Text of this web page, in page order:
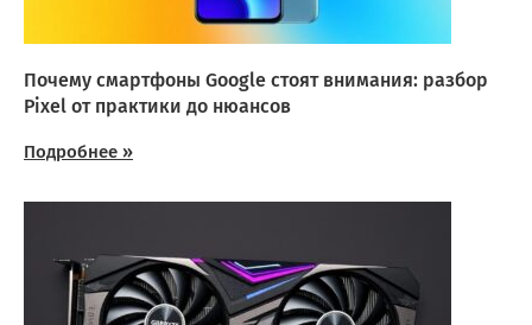
Почему смартфоны Google стоят внимания: разбор
Pixel от практики до нюансов
Подробнее »